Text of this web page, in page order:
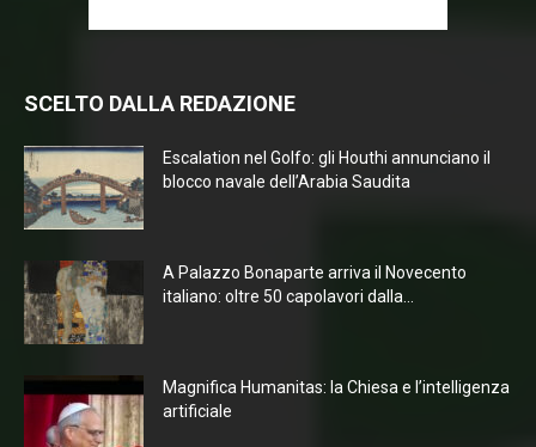
SCELTO DALLA REDAZIONE
Escalation nel Golfo: gli Houthi annunciano il
blocco navale dell’Arabia Saudita
A Palazzo Bonaparte arriva il Novecento
italiano: oltre 50 capolavori dalla...
Magnifica Humanitas: la Chiesa e l’intelligenza
artificiale